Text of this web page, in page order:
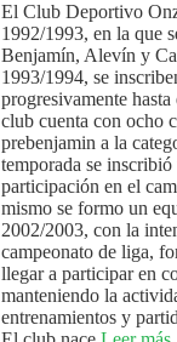
El Club Deportivo
1992/1993, en la que
Benjamín, Alevín y
1993/1994, se
progresivamente
club cuenta con ocho
prebenjamin a la
temporada se
participación en el
mismo se formo un
2002/2003, con la
campeonato de liga,
llegar a participar en
manteniendo la
entrenamientos y